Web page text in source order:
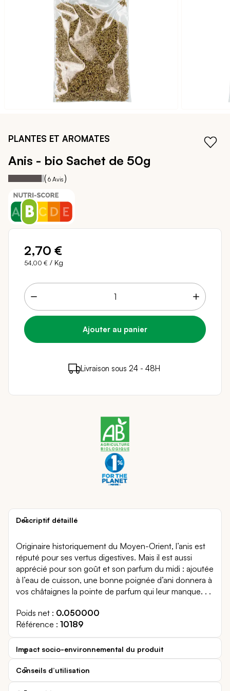
début
Galerie
PLANTES ET AROMATES
Anis - bio Sachet de 50g
Notation: 93
% of 100
( 6 Avis )
2,70 €
54,00 € / Kg
2 points de fidélité ( 0,04 € )
en achetant ce
Livraison sous 24 - 48H
Paiement sécurisé
Descriptif détaillé
Originaire historiquement du Moyen-Orient, l’anis est
réputé pour ses vertus digestives. Mais il est aussi
apprécié pour son goût et son parfum du midi : ajoutée
à l’eau de cuisson, une bonne poignée d’ani donnera à
vos châtaignes la pointe de parfum qui leur manque. . .
Poids net
0.050000
Référence
10189
Impact socio-environnemental du produit
Conseils d’utilisation